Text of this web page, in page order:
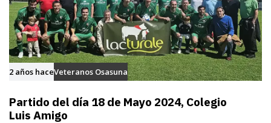
2 años haceVeteranos Osasuna
Partido del día 18 de Mayo 2024, Colegio
Luis Amigo